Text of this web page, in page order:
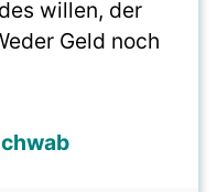
willen, der
Geld noch